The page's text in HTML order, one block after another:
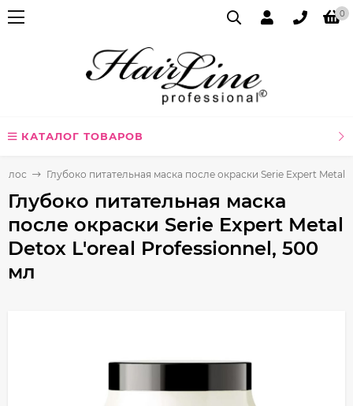
0
КАТАЛОГ ТОВАРОВ
Глубоко питательная маска после окраски Serie Expert
Глубоко питательная маска
после окраски Serie Expert Metal
Detox L'oreal Professionnel, 500
мл